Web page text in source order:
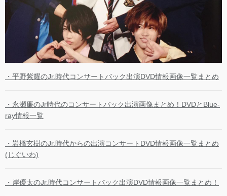
・平野紫耀のJr.時代コンサートバック出演DVD情報画像一覧まとめ
・永瀬廉のJr時代のコンサートバック出演画像まとめ！DVDとBlue-
ray情報一覧
・岩橋玄樹のJr.時代からの出演コンサートDVD情報画像一覧まとめ
(じぐいわ)
・岸優太のJr.時代コンサートバック出演DVD情報画像一覧まとめ！